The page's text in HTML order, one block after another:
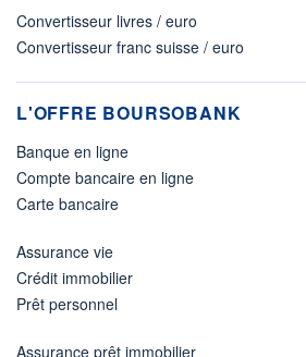
Convertisseur livres / euro
Convertisseur franc suisse / euro
L'OFFRE BOURSOBANK
Banque en ligne
Compte bancaire en ligne
Carte bancaire
Assurance vie
Crédit immobilier
Prêt personnel
Assurance prêt immobilier